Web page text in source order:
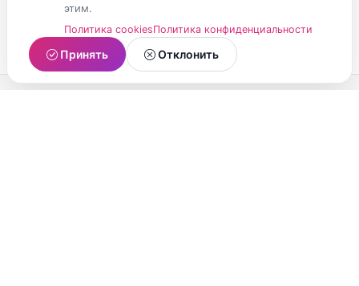
этим.
Политика cookiesПолитика конфиденциальности
Принять Отклонить